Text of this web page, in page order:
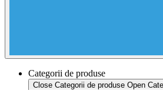
Categorii de produse
Close Categorii de produse Open